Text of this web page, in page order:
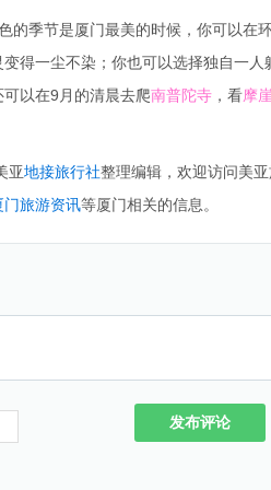
的季节是厦门最美的时候，你可以在
得一尘不染；你也可以选择独自一
以在9月的清晨去爬南普陀寺 ，看摩
亚地接旅行社整理编辑，欢迎访问美
门旅游资讯等厦门相关的信息。
发布评论